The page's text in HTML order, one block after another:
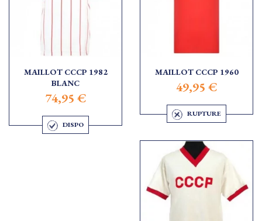
MAILLOT CCCP 1982
BLANC
74,95 €
DISPO
MAILLOT CCCP 1960
49,95 €
RUPTURE